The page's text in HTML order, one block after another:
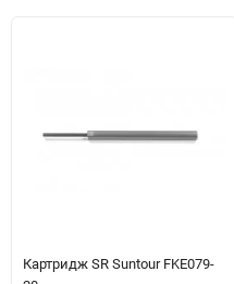
Картридж SR Suntour FKE079-